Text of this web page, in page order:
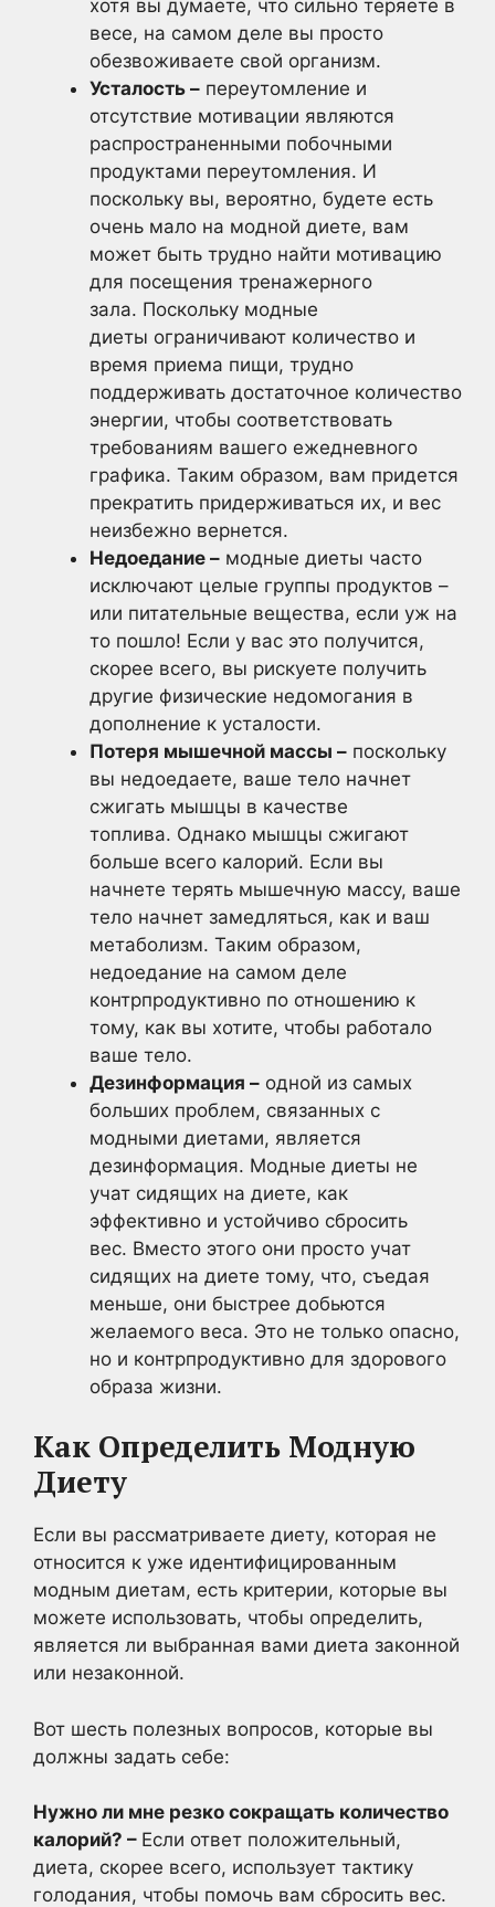
хотя вы думаете, что сильно теряете в
весе, на самом деле вы просто
обезвоживаете свой организм.
Усталость – переутомление и
отсутствие мотивации являются
распространенными побочными
продуктами переутомления. И
поскольку вы, вероятно, будете есть
очень мало на модной диете, вам
может быть трудно найти мотивацию
для посещения тренажерного
зала. Поскольку модные
диеты ограничивают количество и
время приема пищи, трудно
поддерживать достаточное количество
энергии, чтобы соответствовать
требованиям вашего ежедневного
графика. Таким образом, вам придется
прекратить придерживаться их, и вес
неизбежно вернется.
Недоедание – модные диеты часто
исключают целые группы продуктов –
или питательные вещества, если уж на
то пошло! Если у вас это получится,
скорее всего, вы рискуете получить
другие физические недомогания в
дополнение к усталости.
Потеря мышечной массы – поскольку
вы недоедаете, ваше тело начнет
сжигать мышцы в качестве
топлива. Однако мышцы сжигают
больше всего калорий. Если вы
начнете терять мышечную массу, ваше
тело начнет замедляться, как и ваш
метаболизм. Таким образом,
недоедание на самом деле
контрпродуктивно по отношению к
тому, как вы хотите, чтобы работало
ваше тело.
Дезинформация – одной из самых
больших проблем, связанных с
модными диетами, является
дезинформация. Модные диеты не
учат сидящих на диете, как
эффективно и устойчиво сбросить
вес. Вместо этого они просто учат
сидящих на диете тому, что, съедая
меньше, они быстрее добьются
желаемого веса. Это не только опасно,
но и контрпродуктивно для здорового
образа жизни.
Как Определить Модную
Диету
Если вы рассматриваете диету, которая не
относится к уже идентифицированным
модным диетам, есть критерии, которые вы
можете использовать, чтобы определить,
является ли выбранная вами диета законной
или незаконной.
Вот шесть полезных вопросов, которые вы
должны задать себе:
Нужно ли мне резко сокращать количество
калорий? – Если ответ положительный,
диета, скорее всего, использует тактику
голодания, чтобы помочь вам сбросить вес.